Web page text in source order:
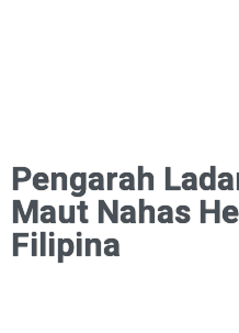
Pengarah
Maut Nahas
Filipina